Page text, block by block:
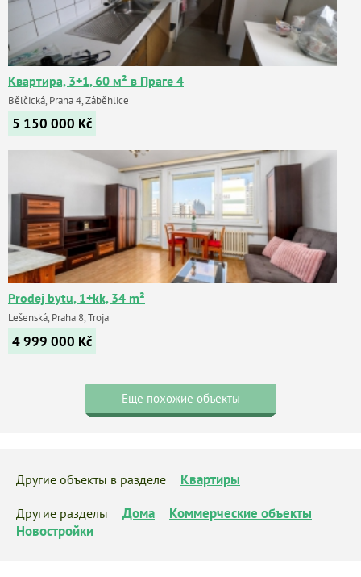
Квартира, 3+1, 60 м² в Праге 4
Bělčická, Praha 4, Záběhlice
5 150 000 Kč
Prodej bytu, 1+kk, 34 m²
Lešenská, Praha 8, Troja
4 999 000 Kč
Еще похожие объекты
Другие объекты в разделе Квартиры
Другие разделы Дома
Коммерческие объекты
Новостройки